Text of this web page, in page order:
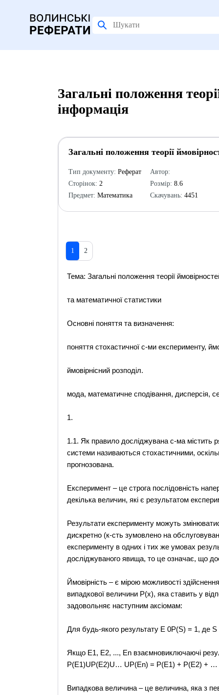
Загальні положення
інформація
Загальні положення теорії
Тип документу: Реферат
Сторінок: 2
Предмет: Математика
Автор:
Розмір: 8.6
Скачувань: 4451
1 2
Тема: Загальні положення теорії
та математичної статистики
Основні поняття та визначення:
поняття стохастичної с-ми експерименту,
ймовірнісний розподіл.
мода, математичне сподівання, дисперсія,
1.
1.1. Як правило досліджувана с-ма містить
системи називаються стохастичними,
прогнозована.
Експеримент – це строга послідовність
декілька величин, які є результатом
Результати експерименту можуть
дискретно (к-сть зумовлено на
експерименту в одних і тих же умовах
досліджуваного явища, то це означає, що
Ймовірність – є мірою можливості
випадкової величини Р(х), яка ставить у
задовольняє наступним аксіомам:
Для будь-якого результату E 0P(S) = 1, де S
Якщо Е1, Е2, ..., Еn взаємновиключаючі
Р(Е1)UP(E2)U… UP(En) = P(E1) + P(E2) + …
Випадкова величина – це величина, яка з